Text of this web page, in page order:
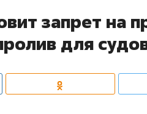
запрет на
для